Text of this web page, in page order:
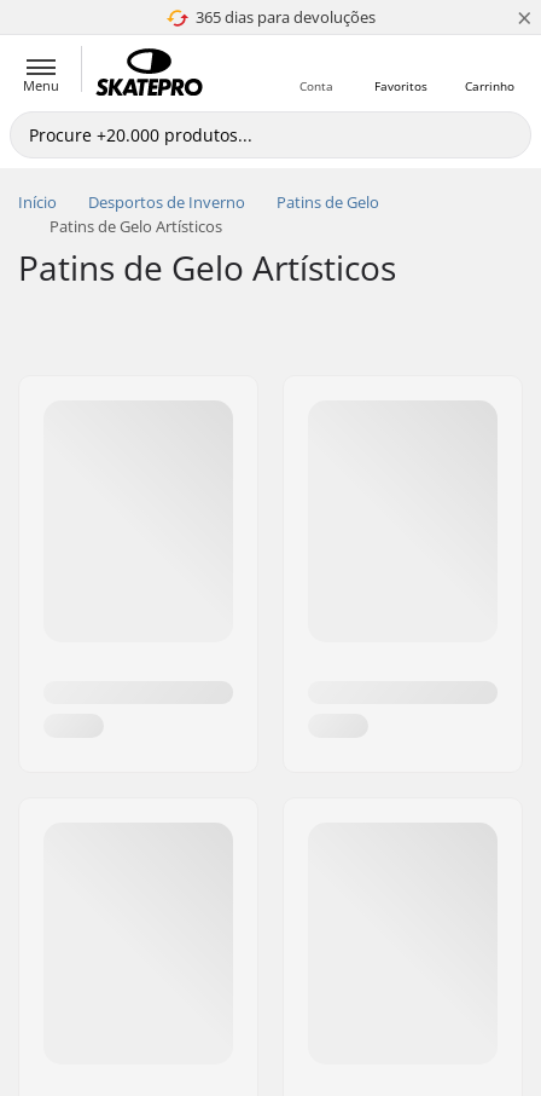
365 dias para devoluções
4.8 de 5 ×
Menu Carrinho
Favoritos
Conta
Início Desportos de Inverno
Patins de Gelo
Patins de Gelo Artísticos
Patins de Gelo Artísticos